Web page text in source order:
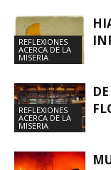
REFLEXIONES
ACERCA DE LA
MISERIA
REFLEXIONES
ACERCA DE LA
MISERIA